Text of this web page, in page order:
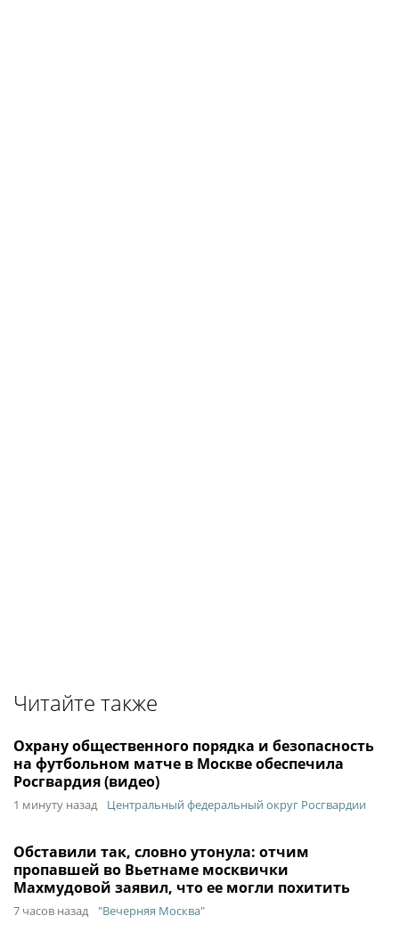
Читайте также
Охрану общественного порядка и безопасность
на футбольном матче в Москве обеспечила
Росгвардия (видео)
1 минуту назад Центральный федеральный округ Росгвардии
Обставили так, словно утонула: отчим
пропавшей во Вьетнаме москвички
Махмудовой заявил, что ее могли похитить
7 часов назад "Вечерняя Москва"